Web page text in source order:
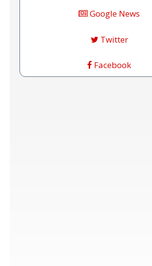
Google News
Twitter
Facebook